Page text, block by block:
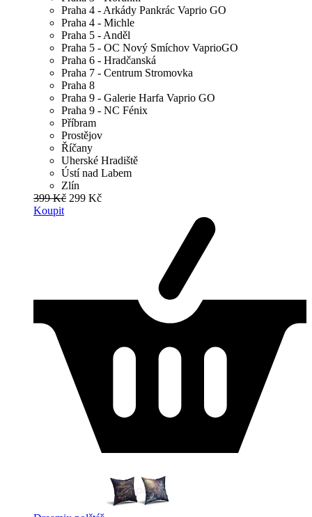
Praha 4 - Arkády Pankrác Vaprio GO
Praha 4 - Michle
Praha 5 - Anděl
Praha 5 - OC Nový Smíchov VaprioGO
Praha 6 - Hradčanská
Praha 7 - Centrum Stromovka
Praha 8
Praha 9 - Galerie Harfa Vaprio GO
Praha 9 - NC Fénix
Příbram
Prostějov
Říčany
Uherské Hradiště
Ústí nad Labem
Zlín
399 Kč 299 Kč
Koupit